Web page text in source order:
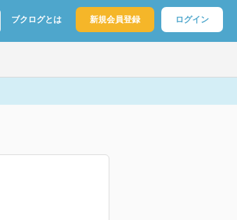
ブクログとは 新規会員登録 ログイン